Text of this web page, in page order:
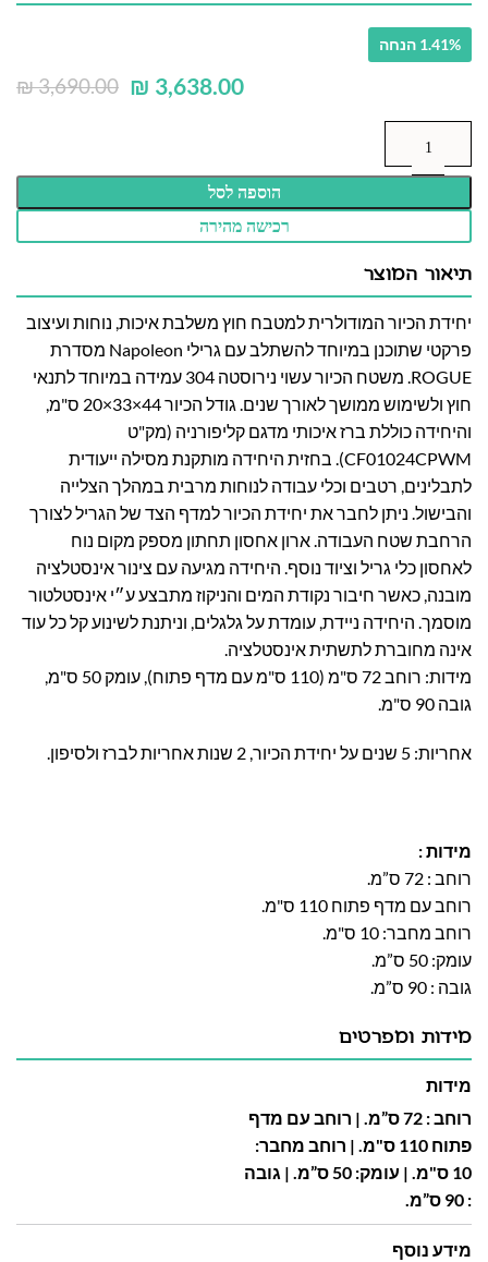
1.41% הנחה
₪3,690.00 ₪ 3,638.00
הוספה לסל
רכישה מהירה
תיאור המוצר
יחידת הכיור המודולרית למטבח חוץ משלבת איכות, נוחות ועיצוב
פרקטי שתוכנן במיוחד להשתלב עם גרילי Napoleon מסדרת
ROGUE. משטח הכיור עשוי נירוסטה 304 עמידה במיוחד לתנאי
חוץ ולשימוש ממושך לאורך שנים. גודל הכיור 44×33×20 ס"מ,
והיחידה כוללת ברז איכותי מדגם קליפורניה (מק"ט
CF01024CPWM). בחזית היחידה מותקנת מסילה ייעודית
לתבלינים, רטבים וכלי עבודה לנוחות מרבית במהלך הצלייה
והבישול. ניתן לחבר את יחידת הכיור למדף הצד של הגריל לצורך
הרחבת שטח העבודה. ארון אחסון תחתון מספק מקום נוח
לאחסון כלי גריל וציוד נוסף. היחידה מגיעה עם צינור אינסטלציה
מובנה, כאשר חיבור נקודת המים והניקוז מתבצע ע״י אינסטלטור
מוסמך. היחידה ניידת, עומדת על גלגלים, וניתנת לשינוע קל כל עוד
אינה מחוברת לתשתית אינסטלציה.
מידות: רוחב 72 ס"מ (110 ס"מ עם מדף פתוח), עומק 50 ס"מ,
גובה 90 ס"מ.
אחריות: 5 שנים על יחידת הכיור, 2 שנות אחריות לברז ולסיפון.
מידות :
רוחב : 72 ס”מ.
רוחב עם מדף פתוח 110 ס"מ.
רוחב מחבר: 10 ס"מ.
עומק: 50 ס”מ.
גובה : 90 ס”מ.
מידות ומפרטים
מידות
רוחב : 72 ס”מ. |
רוחב עם מדף
פתוח 110 ס"מ. |
רוחב מחבר:
10 ס"מ. |
עומק: 50 ס”מ. |
גובה
: 90 ס”מ.
מידע נוסף